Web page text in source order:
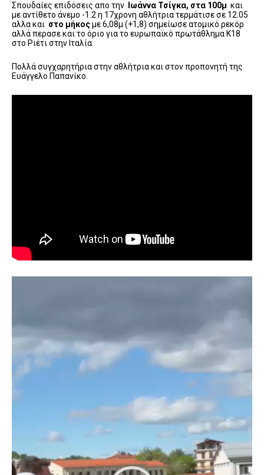
Σπουδαίες επιδόσεις απο την Ιωάννα Τσίγκα, στα 100μ και
με αντίθετο άνεμο -1.2 η 17χρονη αθλήτρια τερμάτισε σε 12.05
αλλα και στο μήκοςμε 6,08μ (+1,8) σημείωσε ατομικό ρεκόρ
αλλά περασε και το όριο για το ευρωπαϊκό πρωτάθλημα Κ18
στο Ριέτι στην Ιταλία.
Πολλά συγχαρητήρια στην αθλήτρια και στον προπονητή της
Ευάγγελο Παπανίκο.